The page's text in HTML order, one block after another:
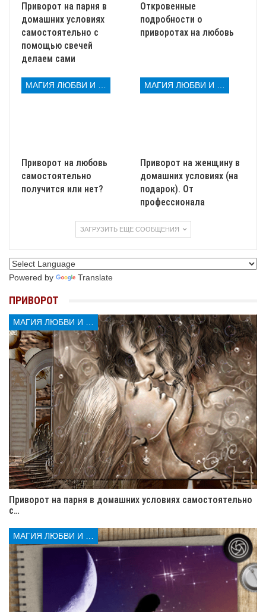
Цветок вырастает, корни страсти в
сердце жены (имя) к мужу (имя)
впускает. Как цветок алым цветом
зацветет, так и любовь жены (имя) к
мужу (имя) вновь силу обретет.
появлении бутона.
Снятие отворота по фото
церковными свечами красного цвета и своей
фотографии. Необходимо на рассвете, поставить вкруг
свечки, зажечь их, внутрь круга поместить фото. Слова
такие:
Чары сгорят, любовь супруги (имя) к
супругу (имя) возродят. Все что
наведено, да на порчено, снимаю,
чувства супружеские (имя)
возвращаю. Быть отныне нам
вместе, как жениху и невесте, как
супругам любимым, самою судьбой
друг другу сулимой.
Фото спрячьте в конверт и положите в укромное место.
Во время
обряда отворота на жену от мужа,
нужно вспоминать только лучшие моменты вашей
совместной жизни. Занимает обряд около недели.
Приворот на парня в
домашних условиях
самостоятельно с
помощью свечей
делаем сами
Откровенные
подробности о
приворотах на любовь
МАГИЯ ЛЮБВИ И КОЛДОВСТВА
Приворот на любовь
самостоятельно
получится или нет?
МАГИЯ ЛЮБВИ И КОЛДОВСТВА
Приворот на женщину в
домашних условиях (на
подарок). От
профессионала
ЗАГРУЗИТЬ ЕЩЕ СООБЩЕНИЯ
Powered by Translate
ПРИВОРОТ
МАГИЯ ЛЮБВИ И КОЛДОВСТВА
Приворот на парня в домашних условиях самостоятельно
с…